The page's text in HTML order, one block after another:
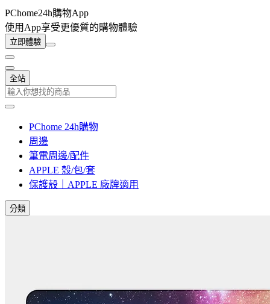
PChome24h購物App
使用App享受更優質的購物體驗
立即體驗
全站
PChome 24h購物
周邊
筆電周邊/配件
APPLE 殼/包/套
保護殼｜APPLE 廠牌適用
分類